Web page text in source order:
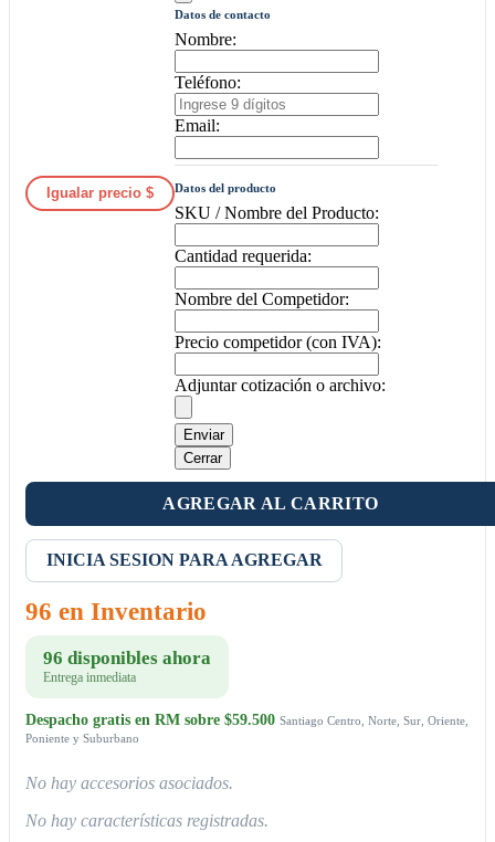
Igualar precio $
Datos de contacto
Nombre:
Teléfono:
Email:
Datos del producto
SKU / Nombre del Producto:
Cantidad requerida:
Nombre del Competidor:
Precio competidor (con IVA):
Adjuntar cotización o archivo:
Enviar
Cerrar
AGREGAR AL CARRITO
INICIA SESION PARA AGREGAR
96 en Inventario
96 disponibles ahora
Entrega inmediata
Despacho gratis en RM sobre $59.500 Santiago Centro, Norte, Sur, Oriente,
Poniente y Suburbano
No hay accesorios asociados.
No hay características registradas.